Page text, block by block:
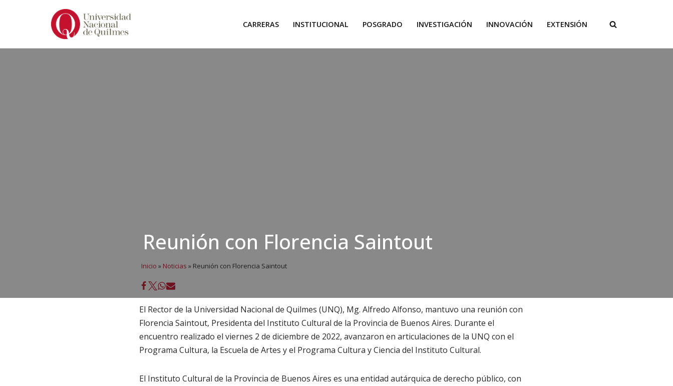
CARRERAS INSTITUCIONAL POSGRADO INVESTIGACIÓN INNOVACIÓN EXTENSIÓN
Reunión con Florencia Saintout
Inicio » Noticias » Reunión con Florencia Saintout
El Rector de la Universidad Nacional de Quilmes (UNQ), Mg. Alfredo Alfonso, mantuvo una reunión con
Florencia Saintout, Presidenta del Instituto Cultural de la Provincia de Buenos Aires. Durante el
encuentro realizado el viernes 2 de diciembre de 2022, avanzaron en articulaciones de la UNQ con el
Programa Cultura, la Escuela de Artes y el Programa Cultura y Ciencia del Instituto Cultural.
El Instituto Cultural de la Provincia de Buenos Aires es una entidad autárquica de derecho público, con